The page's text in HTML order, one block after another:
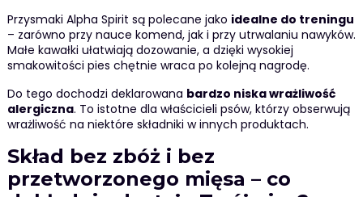
Przysmaki Alpha Spirit są polecane jako idealne do treningu
– zarówno przy nauce komend, jak i przy utrwalaniu nawyków.
Małe kawałki ułatwiają dozowanie, a dzięki wysokiej
smakowitości pies chętnie wraca po kolejną nagrodę.
Do tego dochodzi deklarowana bardzo niska wrażliwość
alergiczna. To istotne dla właścicieli psów, którzy obserwują
wrażliwość na niektóre składniki w innych produktach.
Skład bez zbóż i bez
przetworzonego mięsa – co